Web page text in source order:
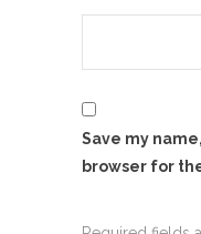
Save my
browser for